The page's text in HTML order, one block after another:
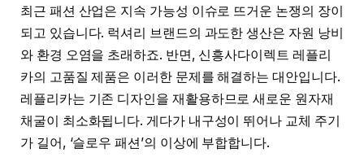
최근 패션 산업은 지속 가능성 이슈로 뜨거운 논쟁의 장이
되고 있습니다. 럭셔리 브랜드의 과도한 생산은 자원 낭비
와 환경 오염을 초래하죠. 반면, 신흥사다이렉트 레플리
카의 고품질 제품은 이러한 문제를 해결하는 대안입니다.
레플리카는 기존 디자인을 재활용하므로 새로운 원자재
채굴이 최소화됩니다. 게다가 내구성이 뛰어나 교체 주기
가 길어, ‘슬로우 패션’의 이상에 부합합니다.